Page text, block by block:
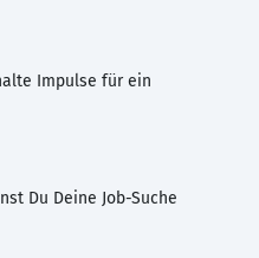
Impulse für ein
Du Deine Job-Suche